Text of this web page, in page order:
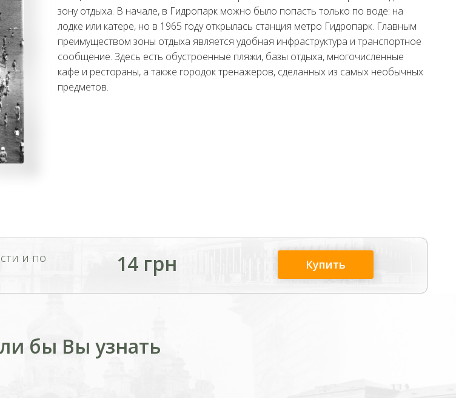
зону отдыха. В начале, в Гидропарк можно было попасть только по воде: на
лодке или катере, но в 1965 году открылась станция метро Гидропарк. Главным
преимуществом зоны отдыха является удобная инфраструктура и транспортное
сообщение. Здесь есть обустроенные пляжи, базы отдыха, многочисленные
кафе и рестораны, а также городок тренажеров, сделанных из самых необычных
предметов.
и по
14 грн Купить
бы Вы узнать